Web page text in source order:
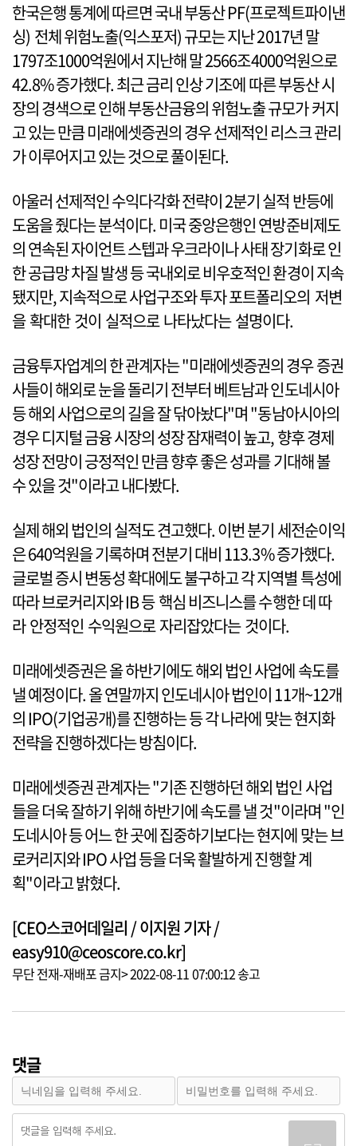
한국은행 통계에 따르면 국내 부동산 PF(프로젝트파이낸
싱) 전체 위험노출(익스포저) 규모는 지난 2017년 말
1797조1000억원에서 지난해 말 2566조4000억원으로
42.8% 증가했다. 최근 금리 인상 기조에 따른 부동산 시
장의 경색으로 인해 부동산금융의 위험노출 규모가 커지
고 있는 만큼 미래에셋증권의 경우 선제적인 리스크 관리
가 이루어지고 있는 것으로 풀이된다.
아울러 선제적인 수익다각화 전략이 2분기 실적 반등에
도움을 줬다는 분석이다. 미국 중앙은행인 연방준비제도
의 연속된 자이언트 스텝과 우크라이나 사태 장기화로 인
한 공급망 차질 발생 등 국내외로 비우호적인 환경이 지속
됐지만, 지속적으로 사업구조와 투자 포트폴리오의 저변
을 확대한 것이 실적으로 나타났다는 설명이다.
금융투자업계의 한 관계자는 "미래에셋증권의 경우 증권
사들이 해외로 눈을 돌리기 전부터 베트남과 인도네시아
등 해외 사업으로의 길을 잘 닦아놨다"며 "동남아시아의
경우 디지털 금융 시장의 성장 잠재력이 높고, 향후 경제
성장 전망이 긍정적인 만큼 향후 좋은 성과를 기대해 볼
수 있을 것"이라고 내다봤다.
실제 해외 법인의 실적도 견고했다. 이번 분기 세전순이익
은 640억원을 기록하며 전분기 대비 113.3% 증가했다.
글로벌 증시 변동성 확대에도 불구하고 각 지역별 특성에
따라 브로커리지와 IB 등 핵심 비즈니스를 수행한 데 따
라 안정적인 수익원으로 자리잡았다는 것이다.
미래에셋증권은 올 하반기에도 해외 법인 사업에 속도를
낼 예정이다. 올 연말까지 인도네시아 법인이 11개~12개
의 IPO(기업공개)를 진행하는 등 각 나라에 맞는 현지화
전략을 진행하겠다는 방침이다.
미래에셋증권 관계자는 "기존 진행하던 해외 법인 사업
들을 더욱 잘하기 위해 하반기에 속도를 낼 것"이라며 "인
도네시아 등 어느 한 곳에 집중하기보다는 현지에 맞는 브
로커리지와 IPO 사업 등을 더욱 활발하게 진행할 계
획"이라고 밝혔다.
[CEO스코어데일리 / 이지원 기자 /
easy910@ceoscore.co.kr]
무단 전재-재배포 금지> 2022-08-11 07:00:12 송고
댓글